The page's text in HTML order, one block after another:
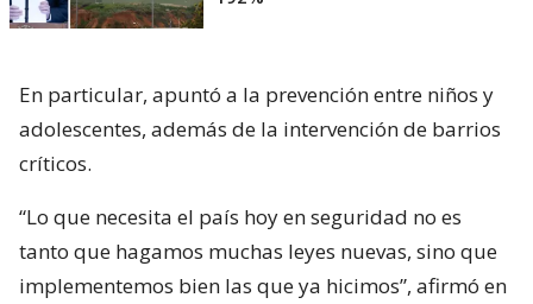
En particular, apuntó a la prevención entre niños y
adolescentes, además de la intervención de barrios
críticos.
“Lo que necesita el país hoy en seguridad no es
tanto que hagamos muchas leyes nuevas, sino que
implementemos bien las que ya hicimos”, afirmó en